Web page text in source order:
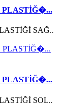
PLASTİĞ�...
SAĞ..
PLASTİĞ�...
SOL..